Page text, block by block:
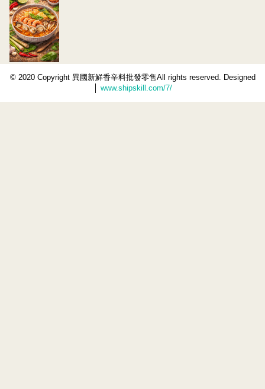
© 2020 Copyright 異國新鮮香辛料批發零售All rights reserved. Designed
www.shipskill.com/7/